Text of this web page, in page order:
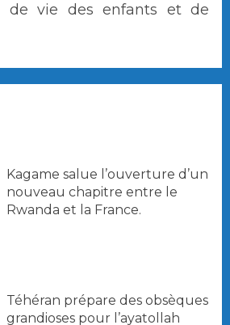
de vie des enfants et de
Kagame salue l’ouverture d’un
nouveau chapitre entre le
Rwanda et la France.
Téhéran prépare des obsèques
grandioses pour l’ayatollah